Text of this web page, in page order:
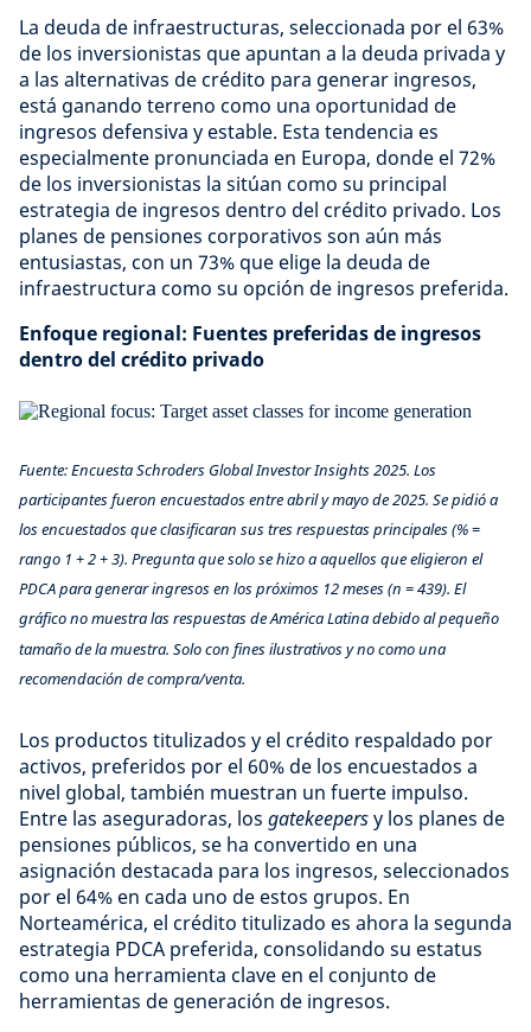
La deuda de infraestructuras, seleccionada por el 63%
de los inversionistas que apuntan a la deuda privada y
a las alternativas de crédito para generar ingresos,
está ganando terreno como una oportunidad de
ingresos defensiva y estable. Esta tendencia es
especialmente pronunciada en Europa, donde el 72%
de los inversionistas la sitúan como su principal
estrategia de ingresos dentro del crédito privado. Los
planes de pensiones corporativos son aún más
entusiastas, con un 73% que elige la deuda de
infraestructura como su opción de ingresos preferida.
Enfoque regional: Fuentes preferidas de ingresos
dentro del crédito privado
Fuente: Encuesta Schroders Global Investor Insights 2025. Los
participantes fueron encuestados entre abril y mayo de 2025. Se pidió a
los encuestados que clasificaran sus tres respuestas principales (% =
rango 1 + 2 + 3). Pregunta que solo se hizo a aquellos que eligieron el
PDCA para generar ingresos en los próximos 12 meses (n = 439). El
gráfico no muestra las respuestas de América Latina debido al pequeño
tamaño de la muestra. Solo con fines ilustrativos y no como una
recomendación de compra/venta.
Los productos titulizados y el crédito respaldado por
activos, preferidos por el 60% de los encuestados a
nivel global, también muestran un fuerte impulso.
Entre las aseguradoras, los gatekeepersy los planes de
pensiones públicos, se ha convertido en una
asignación destacada para los ingresos, seleccionados
por el 64% en cada uno de estos grupos. En
Norteamérica, el crédito titulizado es ahora la segunda
estrategia PDCA preferida, consolidando su estatus
como una herramienta clave en el conjunto de
herramientas de generación de ingresos.